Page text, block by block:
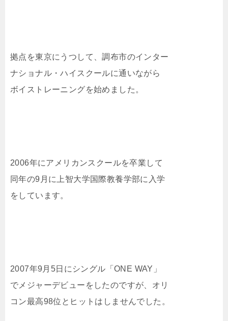
拠点を東京にうつして、調布市のインター
ナショナル・ハイスクールに通いながら
ボイストレーニングを始めました。
2006年にアメリカンスクールを卒業して
同年の9月に上智大学国際教養学部に入学
をしています。
2007年9月5日にシングル「ONE WAY」
でメジャーデビューをしたのですが、オリ
コン最高98位とヒットはしませんでした。